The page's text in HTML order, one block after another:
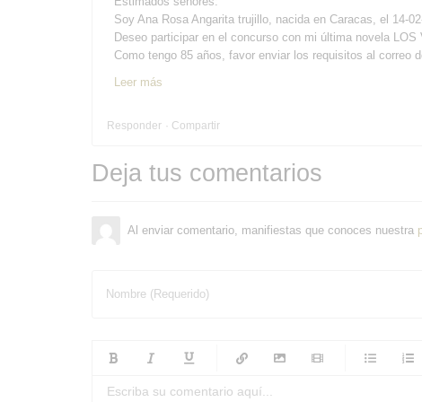
Soy Ana Rosa Angarita trujillo, nacida en Caracas, el 14-
Deseo participar en el concurso con mi última novela
Como tengo 85 años, favor enviar los requisitos al correo
Leer más
Responder Compartir
Deja tus comentarios
Al enviar comentario, manifiestas que conoces nuestra
Nombre (Requerido)
-